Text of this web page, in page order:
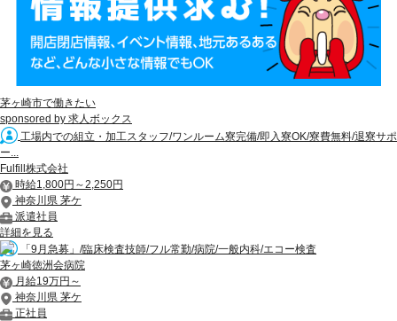
茅ヶ崎市で働きたい
sponsored by 求人ボックス
工場内での組立・加工スタッフ/ワンルーム寮完備/即入寮OK/寮費無料/退寮サポ
ー...
Fulfill株式会社
時給1,800円～2,250円
神奈川県 茅ケ
派遣社員
詳細を見る
「9月急募」/臨床検査技師/フル常勤/病院/一般内科/エコー検査
茅ヶ崎徳洲会病院
月給19万円～
神奈川県 茅ケ
正社員